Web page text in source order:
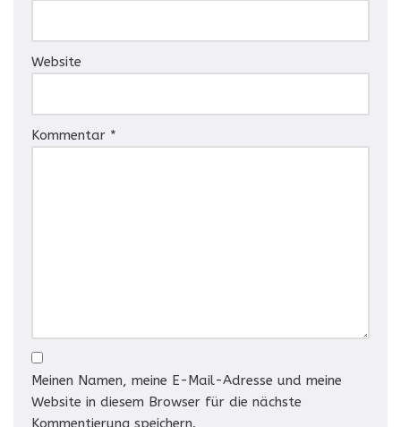
Website
Kommentar *
Meinen Namen, meine E-Mail-Adresse und meine
Website in diesem Browser für die nächste
Kommentierung speichern.